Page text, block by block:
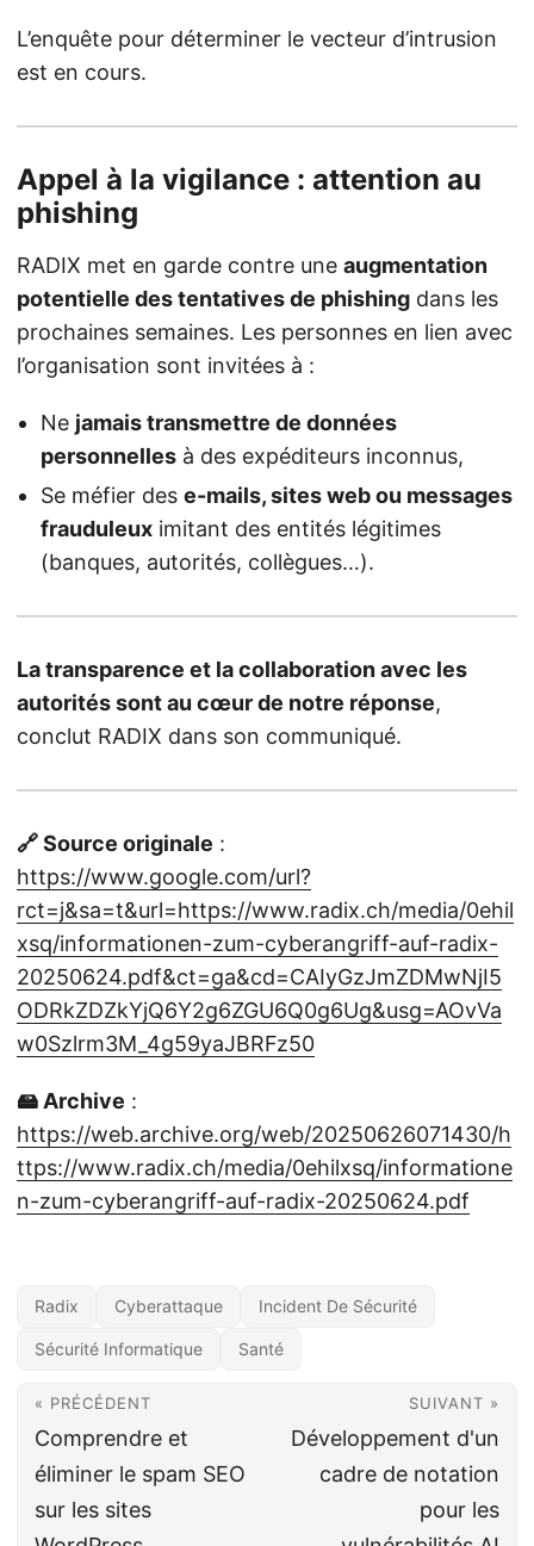
L’enquête pour déterminer le vecteur d’intrusion
est en cours.
Appel à la vigilance : attention au
phishing
RADIX met en garde contre une augmentation
potentielle des tentatives de phishing dans les
prochaines semaines. Les personnes en lien avec
l’organisation sont invitées à :
Ne jamais transmettre de données
personnelles à des expéditeurs inconnus,
Se méfier des e-mails, sites web ou messages
frauduleux imitant des entités légitimes
(banques, autorités, collègues…).
La transparence et la collaboration avec les
autorités sont au cœur de notre réponse,
conclut RADIX dans son communiqué.
🔗 Source originale :
https://www.google.com/url?
rct=j&sa=t&url=https://www.radix.ch/media/0ehil
xsq/informationen-zum-cyberangriff-auf-radix-
20250624.pdf&ct=ga&cd=CAIyGzJmZDMwNjI5
ODRkZDZkYjQ6Y2g6ZGU6Q0g6Ug&usg=AOvVa
w0Szlrm3M_4g59yaJBRFz50
🖴 Archive :
https://web.archive.org/web/20250626071430/h
ttps://www.radix.ch/media/0ehilxsq/informatione
n-zum-cyberangriff-auf-radix-20250624.pdf
Radix Cyberattaque Incident De Sécurité
Sécurité Informatique Santé
« PRÉCÉDENT
Comprendre et
éliminer le spam SEO
sur les sites
SUIVANT »
Développement d'un
cadre de notation
pour les